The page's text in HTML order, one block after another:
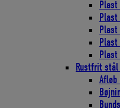
Plast
Rustfrit